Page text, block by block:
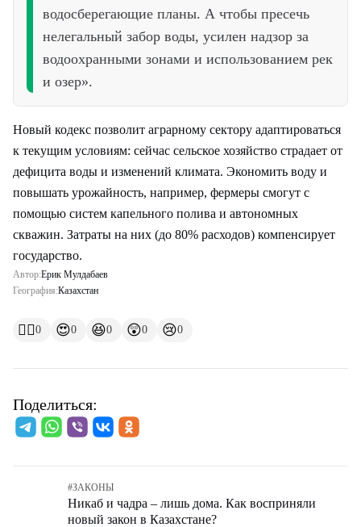
водосберегающие планы. А чтобы пресечь
нелегальный забор воды, усилен надзор за
водоохранными зонами и использованием рек
и озер».
Новый кодекс позволит аграрному сектору адаптироваться
к текущим условиям: сейчас сельское хозяйство страдает от
дефицита воды и изменений климата. Экономить воду и
повышать урожайность, например, фермеры смогут с
помощью систем капельного полива и автономных
скважин. Затраты на них (до 80% расходов) компенсирует
государство.
Автор:Ерик Мулдабаев
География:Казахстан
👍🏻0 😍0 😆0 😲0 😢0
Поделиться:
#ЗАКОНЫ
Никаб и чадра – лишь дома. Как восприняли
новый закон в Казахстане?